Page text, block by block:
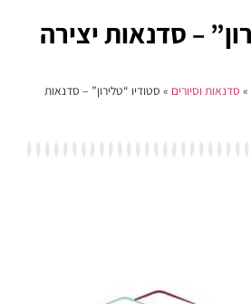
יצירה
»סטודיו “טלירון” – סדנאות